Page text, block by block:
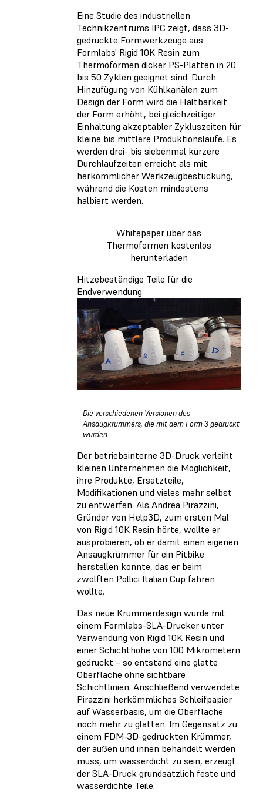
Eine Studie des industriellen
Technikzentrums IPC zeigt, dass 3D-
gedruckte Formwerkzeuge aus
Formlabs' Rigid 10K Resin zum
Thermoformen dicker PS-Platten in 20
bis 50 Zyklen geeignet sind. Durch
Hinzufügung von Kühlkanälen zum
Design der Form wird die Haltbarkeit
der Form erhöht, bei gleichzeitiger
Einhaltung akzeptabler Zykluszeiten für
kleine bis mittlere Produktionsläufe. Es
werden drei- bis siebenmal kürzere
Durchlaufzeiten erreicht als mit
herkömmlicher Werkzeugbestückung,
während die Kosten mindestens
halbiert werden.
Whitepaper über das
Thermoformen kostenlos
herunterladen
Hitzebeständige Teile für die
Endverwendung
Die verschiedenen Versionen des
Ansaugkrümmers, die mit dem Form 3 gedruckt
wurden.
Der betriebsinterne 3D-Druck verleiht
kleinen Unternehmen die Möglichkeit,
ihre Produkte, Ersatzteile,
Modifikationen und vieles mehr selbst
zu entwerfen. Als Andrea Pirazzini,
Gründer von Help3D, zum ersten Mal
von Rigid 10K Resin hörte, wollte er
ausprobieren, ob er damit einen eigenen
Ansaugkrümmer für ein Pitbike
herstellen konnte, das er beim
zwölften Pollici Italian Cup fahren
wollte.
Das neue Krümmerdesign wurde mit
einem Formlabs-SLA-Drucker unter
Verwendung von Rigid 10K Resin und
einer Schichthöhe von 100 Mikrometern
gedruckt – so entstand eine glatte
Oberfläche ohne sichtbare
Schichtlinien. Anschließend verwendete
Pirazzini herkömmliches Schleifpapier
auf Wasserbasis, um die Oberfläche
noch mehr zu glätten. Im Gegensatz zu
einem FDM-3D-gedruckten Krümmer,
der außen und innen behandelt werden
muss, um wasserdicht zu sein, erzeugt
der SLA-Druck grundsätzlich feste und
wasserdichte Teile.